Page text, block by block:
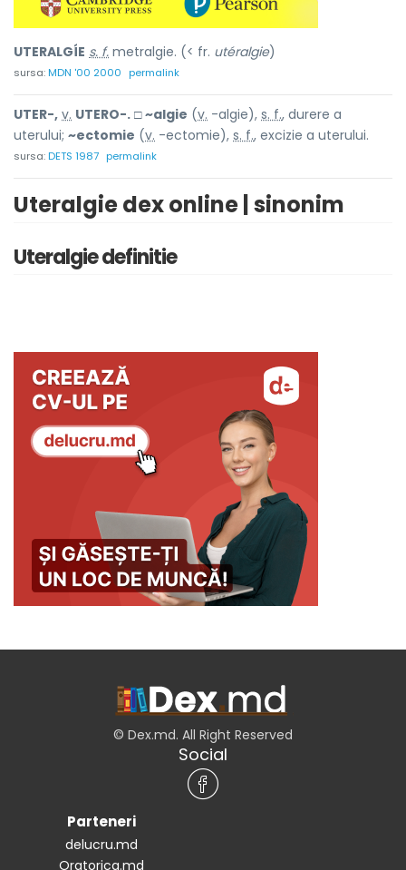
UTERALGÍE s. f. metralgie. (< fr. utéralgie)
sursa:MDN '00 2000 permalink
UTER-, v. UTERO-. □~algie (v. -algie), s. f., durere a
uterului; ~ectomie (v. -ectomie), s. f., excizie a uterului.
sursa:DETS 1987 permalink
Uteralgie dex online | sinonim
Uteralgie definitie
© Dex.md. All Right Reserved
Social
Parteneri
delucru.md
Oratorica.md